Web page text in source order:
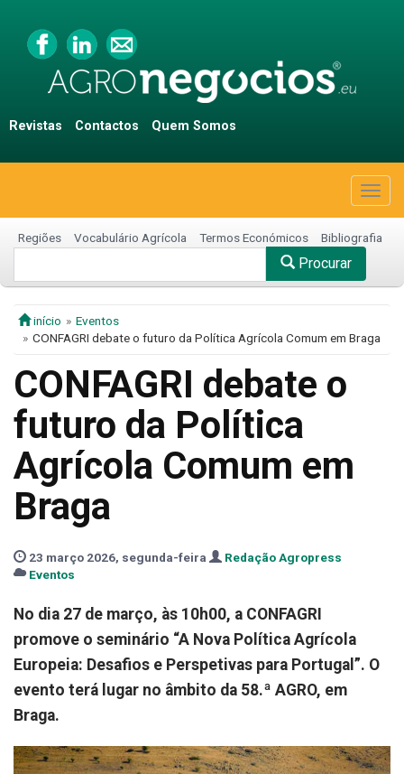
Revistas Contactos Quem Somos
Regiões Vocabulário Agrícola Termos Económicos Bibliografia
Procurar
início
Eventos
CONFAGRI debate o futuro da Política Agrícola Comum em Braga
CONFAGRI debate o
futuro da Política
Agrícola Comum em
Braga
23 março 2026, segunda-feira
Redação Agropress
Eventos
No dia 27 de março, às 10h00, a CONFAGRI
promove o seminário “A Nova Política Agrícola
Europeia: Desafios e Perspetivas para Portugal”. O
evento terá lugar no âmbito da 58.ª AGRO, em
Braga.